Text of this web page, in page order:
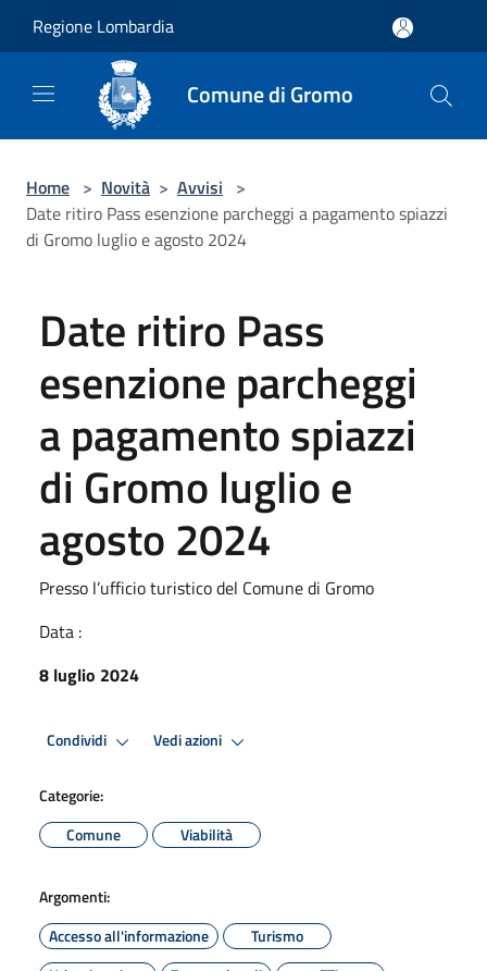
Regione Lombardia
Comune di Gromo
Home > Novità > Avvisi >
Date ritiro Pass esenzione parcheggi a pagamento spiazzi
di Gromo luglio e agosto 2024
Date ritiro Pass
esenzione parcheggi
a pagamento spiazzi
di Gromo luglio e
agosto 2024
Presso l’ufficio turistico del Comune di Gromo
Data :
8 luglio 2024
Condividi Vedi azioni
Categorie:
Comune
Viabilità
Argomenti:
Accesso all'informazione
Turismo